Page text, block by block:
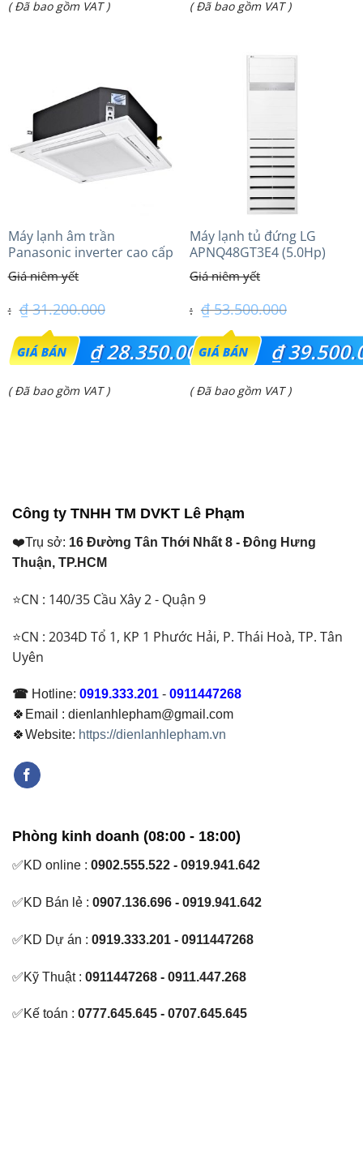
là:
Giá
₫ 39.800.000.
( Đã bao gồm VAT )
là:
Giá
( Đã bao gồm VAT )
Máy lạnh âm trần
Panasonic inverter cao cấp
(2.5Hp) S-1821PU3HA/U-
21PRH1H5
₫31.200.000
Giá
gốc
là:
₫28.350.000
Giá
( Đã bao gồm VAT )
Máy lạnh tủ đứng LG
APNQ48GT3E4 (5.0Hp)
Inverter
₫53.500.000
Giá
gốc
là:
₫
Giá
( Đã bao gồm VAT )
Công ty TNHH TM DVKT Lê Phạm
❤️Trụ sở: 16 Đường Tân Thới Nhất 8 - Đông Hưng
Thuận, TP.HCM
⭐CN : 140/35 Cầu Xây 2 - Quận 9
⭐CN : 2034D Tổ 1, KP 1 Phước Hải, P. Thái Hoà, TP. Tân
Uyên
☎ Hotline: 0919.333.201 - 0911447268
🍀Email : dienlanhlepham@gmail.com
🍀Website: https://dienlanhlepham.vn
Phòng kinh doanh (08:00 - 18:00)
✅KD online : 0902.555.522 - 0919.941.642
✅KD Bán lẻ : 0907.136.696 - 0919.941.642
✅KD Dự án : 0919.333.201 - 0911447268
✅Kỹ Thuật : 0911447268 - 0911.447.268
✅Kế toán : 0777.645.645 - 0707.645.645